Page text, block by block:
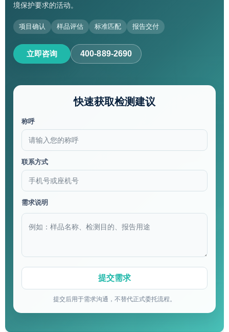
境保护要求的活动。
项目确认 样品评估 标准匹配 报告交付
立即咨询 400-889-2690
快速获取检测建议
称呼
联系方式
需求说明
提交后用于需求沟通，不替代正式委托流程。